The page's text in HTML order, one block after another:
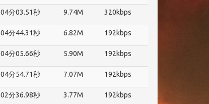
04分03.51秒 9.74M 320kbps
04分44.31秒 6.82M 192kbps
04分05.66秒 5.90M 192kbps
04分54.71秒 7.07M 192kbps
02分36.98秒 3.77M 192kbps